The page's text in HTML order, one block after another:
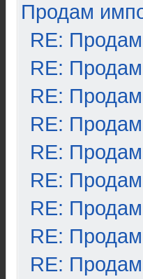
Продам
RE:
RE:
RE:
RE:
RE:
RE:
RE:
RE:
RE: